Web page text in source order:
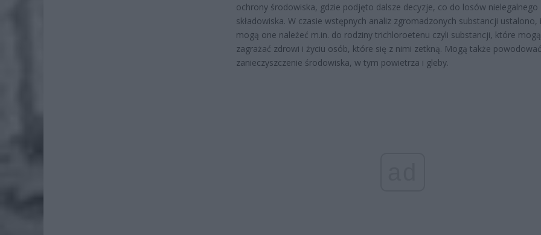
ochrony środowiska, gdzie podjęto dalsze decyzje, co do losów nielegalnego
składowiska. W czasie wstępnych analiz zgromadzonych substancji ustalono,
mogą one należeć m.in. do rodziny trichloroetenu czyli substancji, które mogą
zagrażać zdrowi i życiu osób, które się z nimi zetkną. Mogą także powodować
zanieczyszczenie środowiska, w tym powietrza i gleby.